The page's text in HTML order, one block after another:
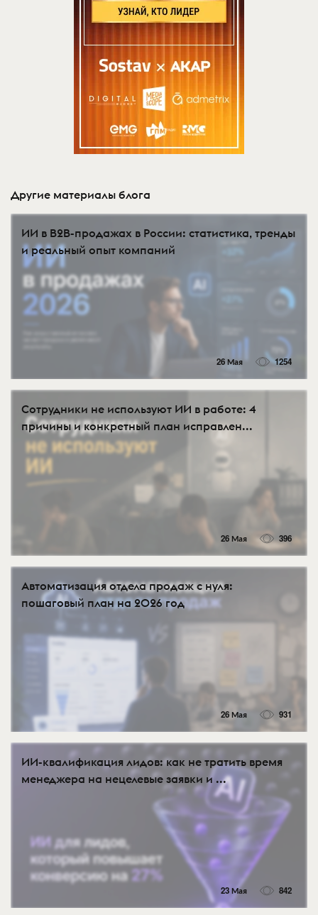
Другие материалы блога
ИИ в B2B-продажах в России: статистика, тренды
и реальный опыт компаний
26 Мая 1254
Сотрудники не используют ИИ в работе: 4
причины и конкретный план исправлен...
26 Мая 396
Автоматизация отдела продаж с нуля:
пошаговый план на 2026 год
26 Мая 931
ИИ-квалификация лидов: как не тратить время
менеджера на нецелевые заявки и ...
23 Мая 842